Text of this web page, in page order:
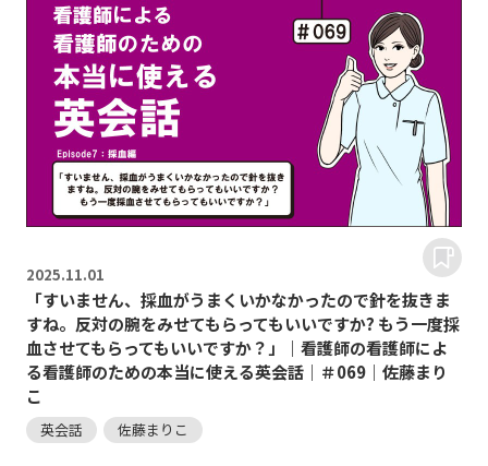
2025.11.01
「すいません、採血がうまくいかなかったので針を抜きま
すね。反対の腕をみせてもらってもいいですか? もう一度採
血させてもらってもいいですか？」｜看護師の看護師によ
る看護師のための本当に使える英会話｜＃069｜佐藤まり
こ
英会話 佐藤まりこ